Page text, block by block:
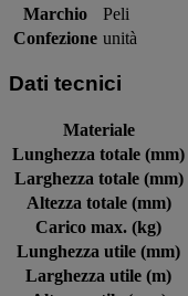
Marchio
Peli
Confezione unità
Dati tecnici
Materiale
Lunghezza totale (mm)
Larghezza totale (mm)
Altezza totale (mm)
Carico max. (kg)
Lunghezza utile (mm)
Larghezza utile (m)